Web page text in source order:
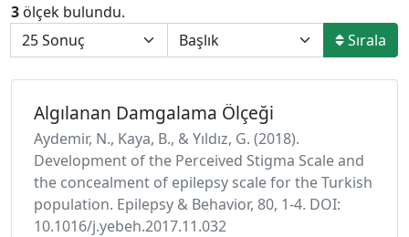
3 ölçek bulundu.
Sırala
Algılanan Damgalama Ölçeği
Aydemir, N., Kaya, B., & Yıldız, G. (2018).
Development of the Perceived Stigma Scale and
the concealment of epilepsy scale for the Turkish
population. Epilepsy & Behavior, 80, 1-4. DOI:
10.1016/j.yebeh.2017.11.032